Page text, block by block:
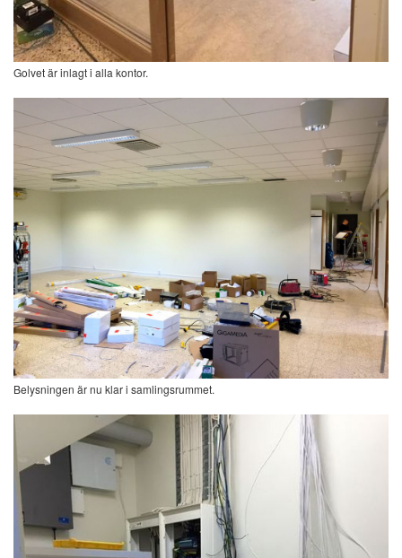
Golvet är inlagt i alla kontor.
Belysningen är nu klar i samlingsrummet.